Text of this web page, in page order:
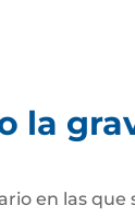
la
en las